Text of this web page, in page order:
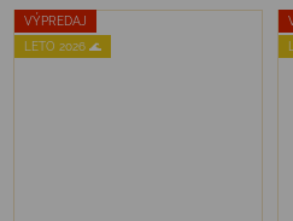
VÝPREDAJ
LETO 2026 🌊